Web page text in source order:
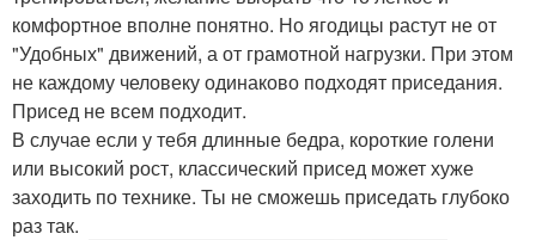
комфортное вполне понятно. Но ягодицы растут не от
"Удобных" движений, а от грамотной нагрузки. При этом
не каждому человеку одинаково подходят приседания.
Присед не всем подходит.
В случае если у тебя длинные бедра, короткие голени
или высокий рост, классический присед может хуже
заходить по технике. Ты не сможешь приседать глубоко
раз так.